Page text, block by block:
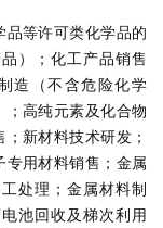
等许可类化学品的
）；化工产品销售
造（不含危险化学
高纯元素及化合物
新材料技术研发；
用材料销售；金属
处理；金属材料制
池回收及梯次利用